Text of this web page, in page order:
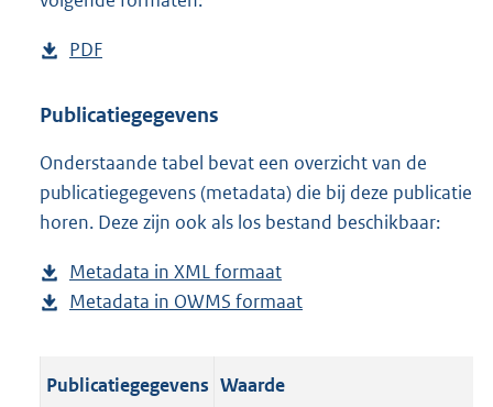
D
w
l
o
a
p
u
l
PDF
s
a
n
d
g
r
o
Publicatiegegevens
Onderstaande tabel bevat een overzicht van de
publicatiegegevens (metadata) die bij deze publicatie
horen. Deze zijn ook als los bestand beschikbaar:
Metadata in XML formaat
e
a
Metadata in OWMS formaat
Publicatiegegevens Waarde